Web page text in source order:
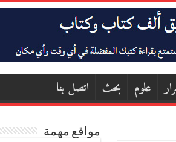
علوم بحث اتصل بنا
مواقع مهمة